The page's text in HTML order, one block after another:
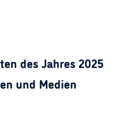
des Jahres 2025
und Medien